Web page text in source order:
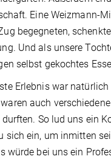
Eine Weizmann-
begegneten,
Und als unsere
selbst gekochtes
Erlebnis war
auch
So lud uns ein
sich ein, um inmitten
würde bei uns ein